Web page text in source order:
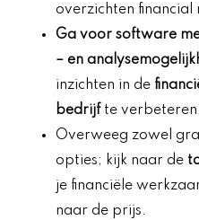
overzichten financial
Ga voor software
– en
inzichten in de
bedrijfte
Overweeg zowel
opties; kijk naar de
je financiële
naar de prijs.